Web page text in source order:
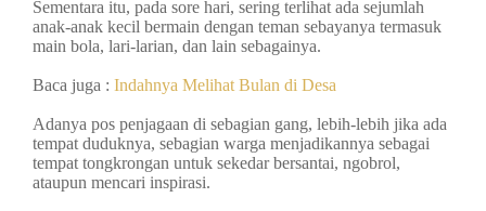
Sementara itu, pada sore hari, sering terlihat ada sejumlah
anak-anak kecil bermain dengan teman sebayanya termasuk
main bola, lari-larian, dan lain sebagainya.
Baca juga : Indahnya Melihat Bulan di Desa
Adanya pos penjagaan di sebagian gang, lebih-lebih jika ada
tempat duduknya, sebagian warga menjadikannya sebagai
tempat tongkrongan untuk sekedar bersantai, ngobrol,
ataupun mencari inspirasi.